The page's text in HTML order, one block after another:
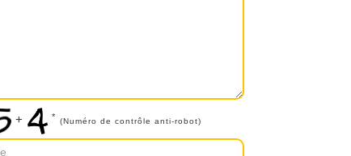
+ *
(Numéro de contrôle anti-robot)